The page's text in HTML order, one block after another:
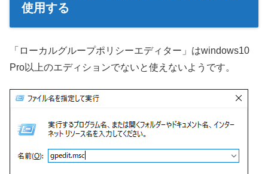
使用する
「ローカルグループポリシーエディター」はwindows10
Pro以上のエディションでないと使えないようです。